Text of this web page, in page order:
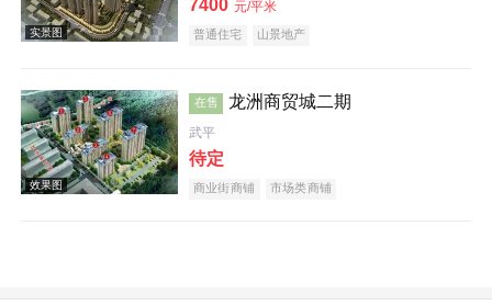
实景图
7400 元/平米
普通住宅 山景地产
在售 龙洲商贸城二期
武平
待定
商业街商铺 市场类商铺